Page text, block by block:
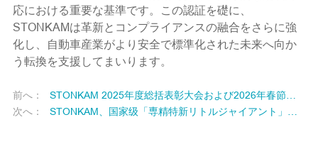
応における重要な基準です。この認証を礎に、
STONKAMは革新とコンプライアンスの融合をさらに強
化し、自動車産業がより安全で標準化された未来へ向か
う転換を支援してまいります。
前へ：
STONKAM 2025年度総括表彰大会および2026年春節聯欢会!
次へ：
STONKAM、国家级「専精特新リトルジャイアント」認定おめでとう！